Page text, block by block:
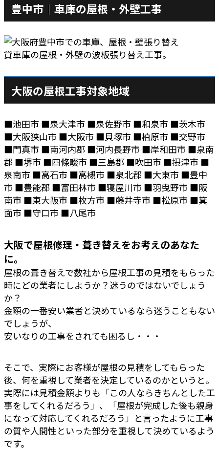
豊中市｜車庫の屋根・外壁工事
貸車庫の屋根・外壁の波板張り替え工事。
大阪の屋根工事対象地域
■池田市 ■泉大津市 ■泉佐野市 ■和泉市 ■茨木市
■大阪狭山市 ■大阪市 ■貝塚市 ■柏原市 ■交野市
■門真市 ■南河内郡 ■河内長野市 ■岸和田市 ■泉南
郡 ■堺市 ■四條畷市 ■三島郡 ■吹田市 ■摂津市 ■
泉南市 ■高石市 ■高槻市 ■泉北郡 ■大東市 ■豊中
市 ■豊能郡 ■富田林市 ■寝屋川市 ■羽曳野市 ■阪
南市 ■東大阪市 ■枚方市 ■藤井寺市 ■松原市 ■箕
面市 ■守口市 ■八尾市
大阪で屋根修理・葺き替えをお考えのあなた
に。
屋根の葺き替えで数社から屋根工事の見積をもらった
時にどの業者にしようか？迷うのではないでしょう
か？
金額の一番安い業者と決めているなら迷うこともない
でしょうが、
安いなりの工事をされても困るし・・・
そこで、実際にお客様が屋根の見積をしてもらった
後、何を重視して業者を決定しているのかというと。
実際には見積金額よりも「この人ならきちんとした工
事をしてくれるだろう」、「屋根が完成した後も親身
になって対応してくれるだろう」と言ったように工事
の質や人間性といった部分を重視して決めているよう
です。